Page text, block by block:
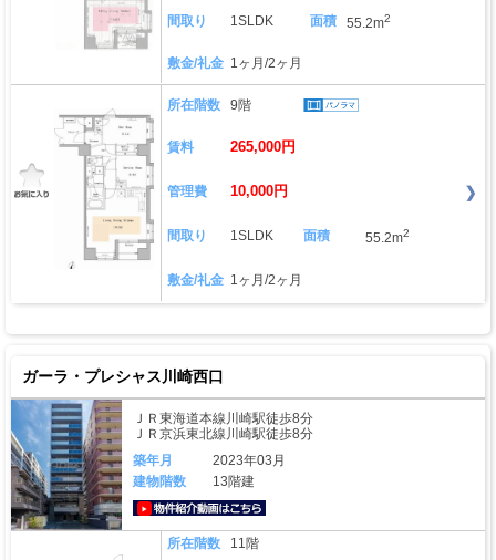
間取り 1SLDK 面積 55.2m2
敷金/礼金 1ヶ月/2ヶ月
所在階数 9階
賃料 265,000円
管理費 10,000円
間取り 1SLDK 面積 55.2m2
敷金/礼金 1ヶ月/2ヶ月
ガーラ・プレシャス川崎西口
ＪＲ東海道本線川崎駅徒歩8分
ＪＲ京浜東北線川崎駅徒歩8分
築年月
2023年03月
建物階数
13階建
所在階数
11階